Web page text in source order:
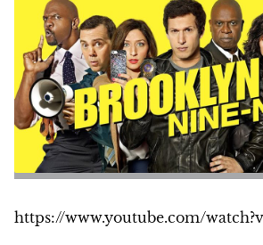
https://www.youtube.com/